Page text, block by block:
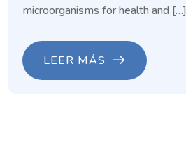
microorganisms for health and […]
LEER MÁS